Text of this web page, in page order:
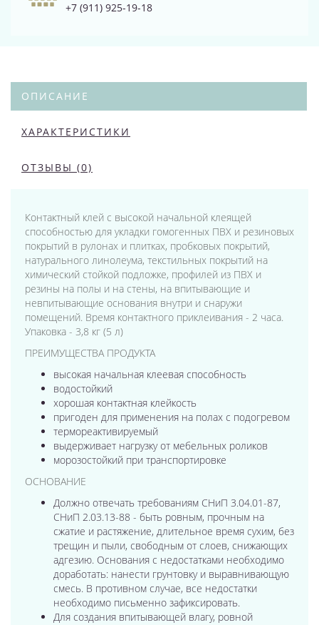
+7 (911) 925-19-18
ОПИСАНИЕ
ХАРАКТЕРИСТИКИ
ОТЗЫВЫ (0)
Контактный клей с высокой начальной клеящей
способностью для укладки гомогенных ПВХ и резиновых
покрытий в рулонах и плитках, пробковых покрытий,
натурального линолеума, текстильных покрытий на
химический стойкой подложке, профилей из ПВХ и
резины на полы и на стены, на впитывающие и
невпитывающие основания внутри и снаружи
помещений. Время контактного приклеивания - 2 часа.
Упаковка - 3,8 кг (5 л)
ПРЕИМУЩЕСТВА ПРОДУКТА
высокая начальная клеевая способность
водостойкий
хорошая контактная клейкость
пригоден для применения на полах с подогревом
термореактивируемый
выдерживает нагрузку от мебельных роликов
морозостойкий при транспортировке
ОСНОВАНИЕ
Должно отвечать требованиям СНиП 3.04.01-87,
СНиП 2.03.13-88 - быть ровным, прочным на
сжатие и растяжение, длительное время сухим, без
трещин и пыли, свободным от слоев, снижающих
адгезию. Основания с недостатками необходимо
доработать: нанести грунтовку и выравнивающую
смесь. В противном случае, все недостатки
необходимо письменно зафиксировать.
Для создания впитывающей влагу, ровной